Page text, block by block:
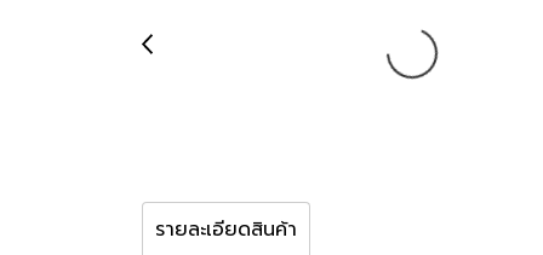
รายละเอียดสินค้า